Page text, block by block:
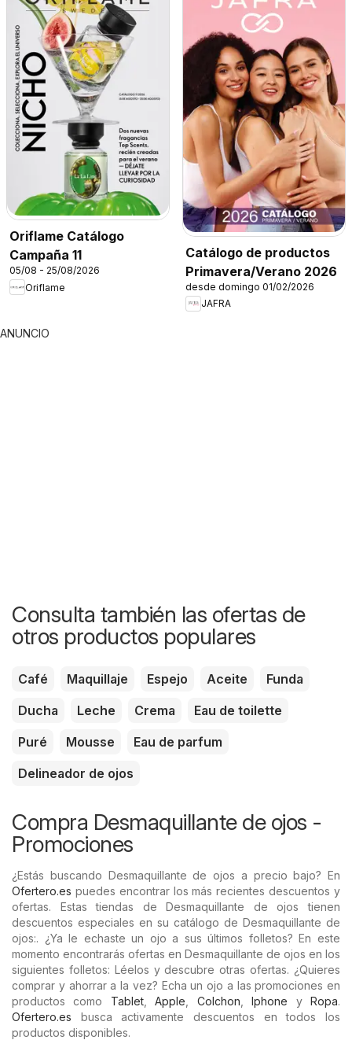
Oriflame Catálogo
Campaña 11
05/08 - 25/08/2026
Oriflame
Catálogo de productos
Primavera/Verano 2026
desde domingo 01/02/2026
JAFRA
ANUNCIO
Consulta también las ofertas de
otros productos populares
Café Maquillaje Espejo Aceite
Funda
Ducha
Leche Crema
Eau de toilette
Puré
Mousse
Eau de parfum
Delineador de ojos
Compra Desmaquillante de ojos -
Promociones
¿Estás buscando Desmaquillante de ojos a precio bajo? En
Ofertero.es puedes encontrar los más recientes descuentos y
ofertas. Estas tiendas de Desmaquillante de ojos tienen
descuentos especiales en su catálogo de Desmaquillante de
ojos:. ¿Ya le echaste un ojo a sus últimos folletos? En este
momento encontrarás ofertas en Desmaquillante de ojos en los
siguientes folletos: Léelos y descubre otras ofertas. ¿Quieres
comprar y ahorrar a la vez? Echa un ojo a las promociones en
productos como Tablet,Apple Colchon ,Iphone yRopa.
Ofertero.es busca activamente descuentos en todos los
productos disponibles.